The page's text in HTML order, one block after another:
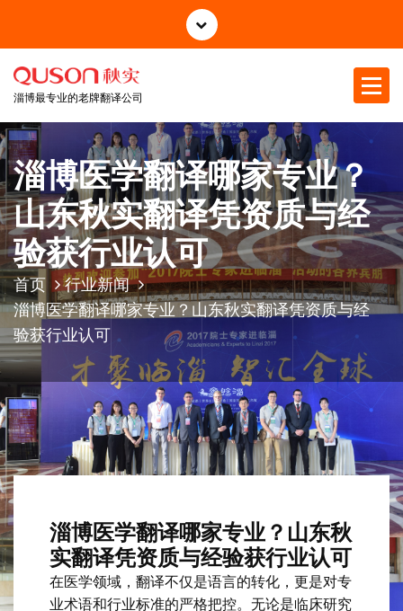
正
淄博最专业的老牌翻译公司
淄博医学翻译哪家专业？
山东秋实翻译凭资质与经
验获行业认可
首页
行业新闻
淄博医学翻译哪家专业？山东秋实翻译凭资质与经
验获行业认可
淄博医学翻译哪家专业？山东秋
实翻译凭资质与经验获行业认可
在医学领域，翻译不仅是语言的转化，更是对专
业术语和行业标准的严格把控。无论是临床研究